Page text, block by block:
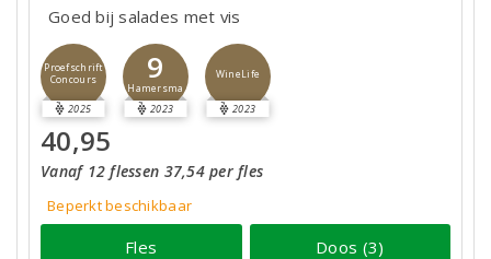
Goed bij salades met vis
Proefschrift
Concours
2025
9
Hamersma
2023
WineLife
2023
40,95
Vanaf 12 flessen 37,54 per fles
Beperkt beschikbaar
Fles Doos (3)